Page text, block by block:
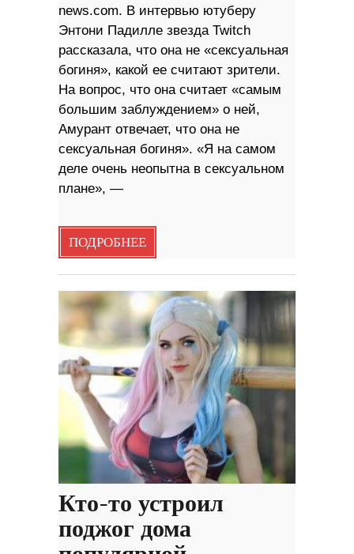
news.com. В интервью ютуберу
Энтони Падилле звезда Twitch
рассказала, что она не «сексуальная
богиня», какой ее считают зрители.
На вопрос, что она считает «самым
большим заблуждением» о ней,
Амурант отвечает, что она не
сексуальная богиня». «Я на самом
деле очень неопытна в сексуальном
плане», —
ПОДРОБНЕЕ
Кто-то устроил
поджог дома